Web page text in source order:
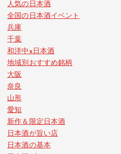
人気の日本酒
全国の日本酒イベント
兵庫
千葉
和洋中x日本酒
地域別おすすめ銘柄
大阪
奈良
山形
愛知
新作＆限定日本酒
日本酒が旨い店
日本酒の基本